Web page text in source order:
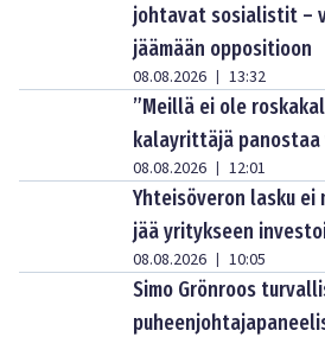
johtavat sosialistit –
jäämään oppositioon
08.08.2026 | 13:32
”Meillä ei ole
kalayrittäjä panostaa
08.08.2026 | 12:01
Yhteisöveron lasku ei
jää yritykseen
08.08.2026 | 10:05
Simo Grönroos